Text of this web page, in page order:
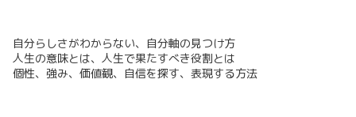
自分らしさがわからない、自分軸の見つけ方
人生の意味とは、人生で果たすべき役割とは
個性、強み、価値観、自信を探す、表現する方法